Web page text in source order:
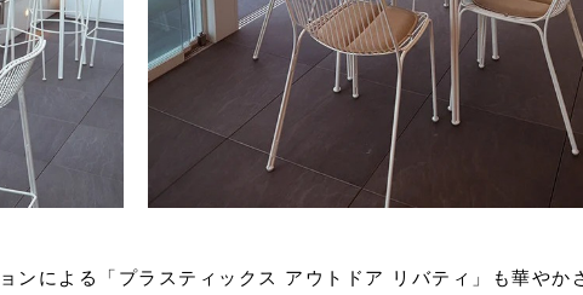
ンによる「プラスティックス アウトドア リバティ」も華やか